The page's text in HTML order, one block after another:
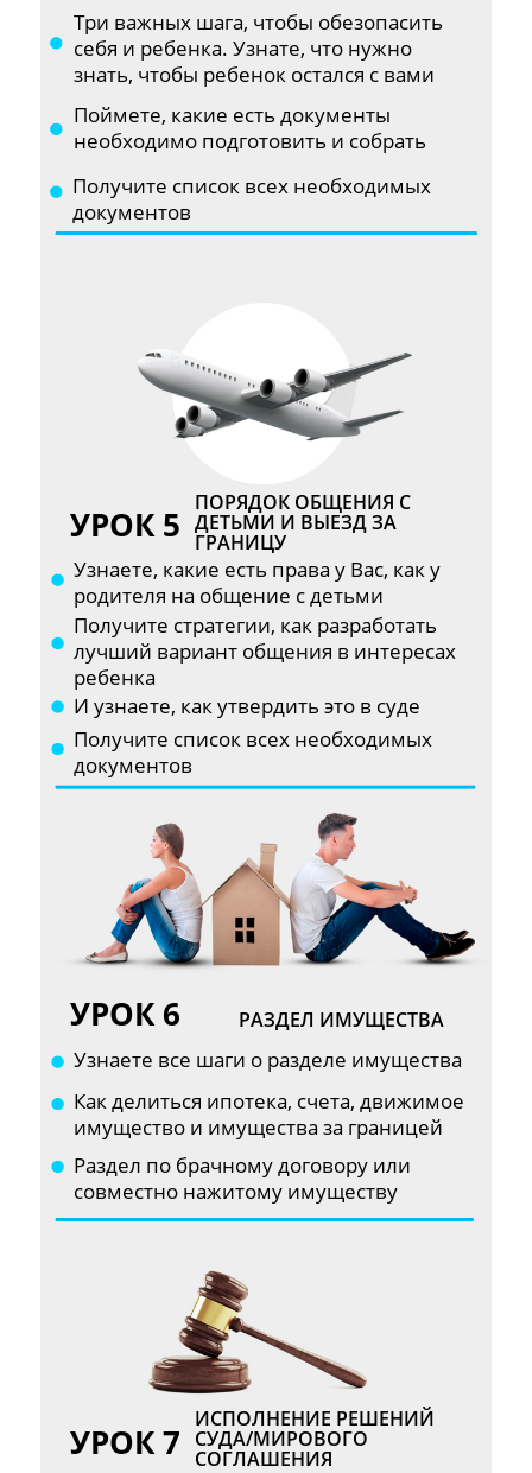
Три важных шага, чтобы обезопасить
себя и ребенка. Узнате, что нужно
знать, чтобы ребенок остался с вами
Поймете, какие есть документы
необходимо подготовить и собрать
Получите список всех необходимых
документов
УРОК 5
ПОРЯДОК ОБЩЕНИЯ С
ДЕТЬМИ И ВЫЕЗД ЗА
ГРАНИЦУ
Узнаете, какие есть права у Вас, как у
родителя на общение с детьми
Получите стратегии, как разработать
лучший вариант общения в интересах
ребенка
И узнаете, как утвердить это в суде
Получите список всех необходимых
документов
УРОК 6 РАЗДЕЛ ИМУЩЕСТВА
Узнаете все шаги о разделе имущества
Как делиться ипотека, счета, движимое
имущество и имущества за границей
Раздел по брачному договору или
совместно нажитому имуществу
УРОК 7
ИСПОЛНЕНИЕ РЕШЕНИЙ
СУДА/МИРОВОГО
СОГЛАШЕНИЯ